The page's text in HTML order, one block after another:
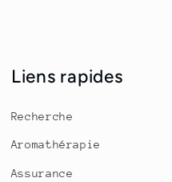
Liens rapides
Recherche
Aromathérapie
Assurance